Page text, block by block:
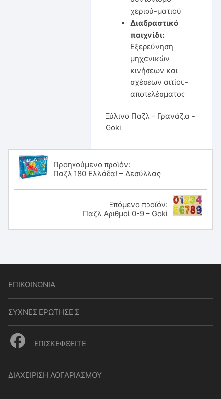
χεριού-ματιού
Διαδραστικό
παιχνίδι:
Εξερεύνηση
μηχανικών
κινήσεων και
σχέσεων αιτίου-
αποτελέσματος
Ξύλινο Παζλ - Γρανάζια -
Goki
Προηγούμενο προϊόν:
Παζλ 180 Ελλάδα! – Δεσύλλας
Επόμενο προϊόν:
Παζλ Αριθμοί 0-9 – Goki
ΕΠΙΚΟΙΝΩΝΙΑ
ΣΥΧΝΕΣ ΕΡΩΤΗΣΕΙΣ
ΕΠΙΣΚΕΦΘΕΙΤΕ
ΔΙΑΧΕΙΡΙΣΗ ΛΟΓΑΡΙΑΣΜΟΥ